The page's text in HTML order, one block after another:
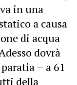
in una
a causa
di acqua
dovrà
– a 61
della